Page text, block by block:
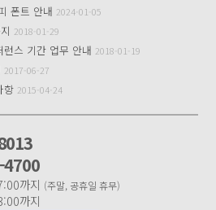
폰트 안내 2024-01-05
2018-01-29
스 기간 업무 안내 2018-01-19
2017-06-27
항 2015-04-24
까지 (주말, 공휴일 휴무)
까지